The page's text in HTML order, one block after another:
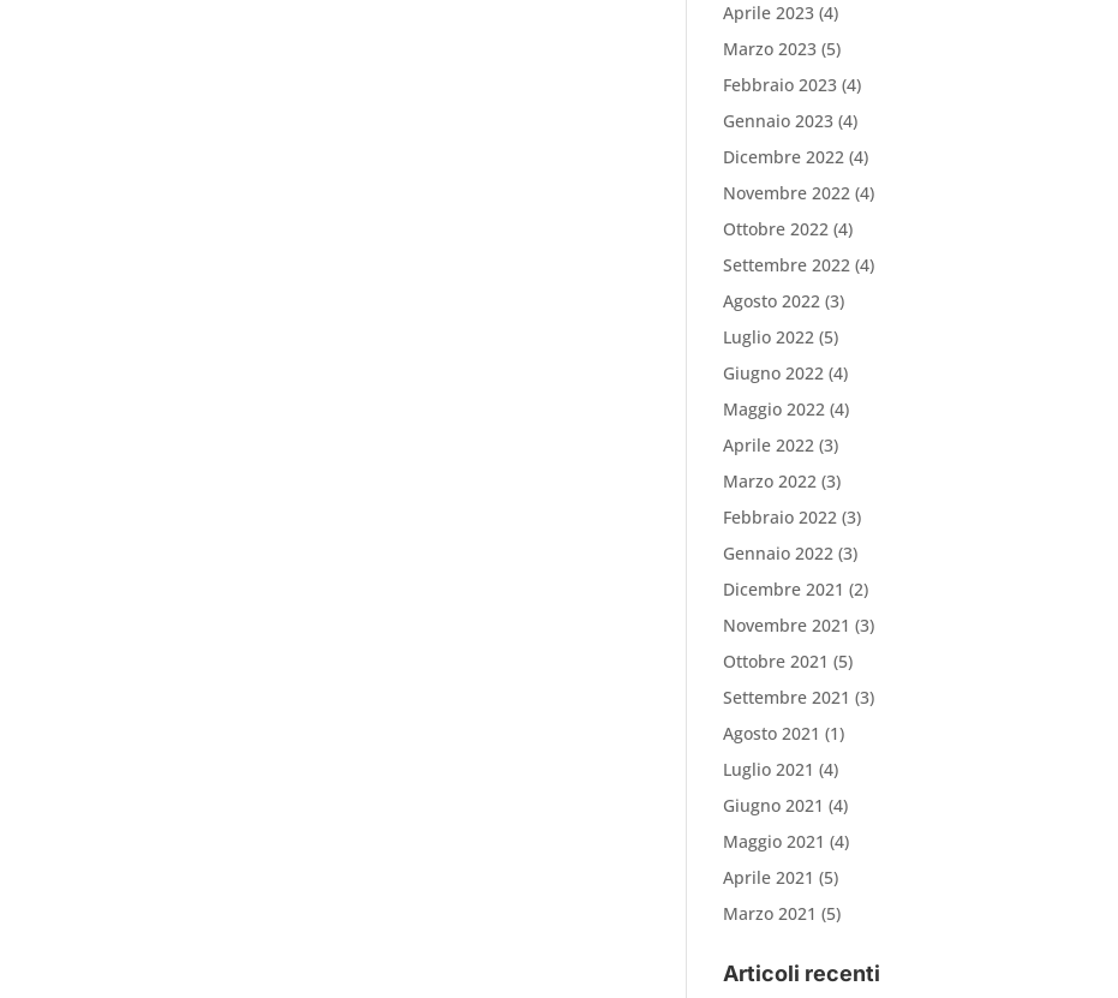
Aprile 2023 (4)
Marzo 2023 (5)
Febbraio 2023 (4)
Gennaio 2023 (4)
Dicembre 2022 (4)
Novembre 2022 (4)
Ottobre 2022 (4)
Settembre 2022 (4)
Agosto 2022 (3)
Luglio 2022 (5)
Giugno 2022 (4)
Maggio 2022 (4)
Aprile 2022 (3)
Marzo 2022 (3)
Febbraio 2022 (3)
Gennaio 2022 (3)
Dicembre 2021 (2)
Novembre 2021 (3)
Ottobre 2021 (5)
Settembre 2021 (3)
Agosto 2021 (1)
Luglio 2021 (4)
Giugno 2021 (4)
Maggio 2021 (4)
Aprile 2021 (5)
Marzo 2021 (5)
Articoli recenti